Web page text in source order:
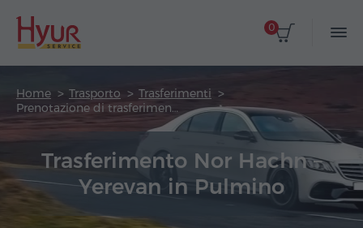
0
Home Trasporto
Trasferimenti
Prenotazione di trasferimento
Trasferimento Nor Hachn –
Yerevan in Pulmino